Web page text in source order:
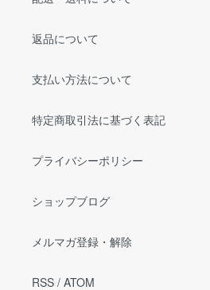
返品について
支払い方法について
特定商取引法に基づく表記
プライバシーポリシー
ショップブログ
メルマガ登録・解除
RSS / ATOM